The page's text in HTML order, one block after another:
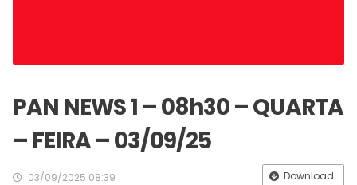
PAN NEWS 1 – 08h30 – QUARTA
– FEIRA – 03/09/25
03/09/2025 08:39 Download